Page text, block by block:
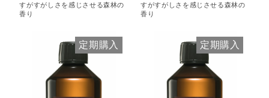
すがすがしさを感じさせる森林の
香り
すがすがしさを感じさせる森林の
香り
定期購入 定期購入